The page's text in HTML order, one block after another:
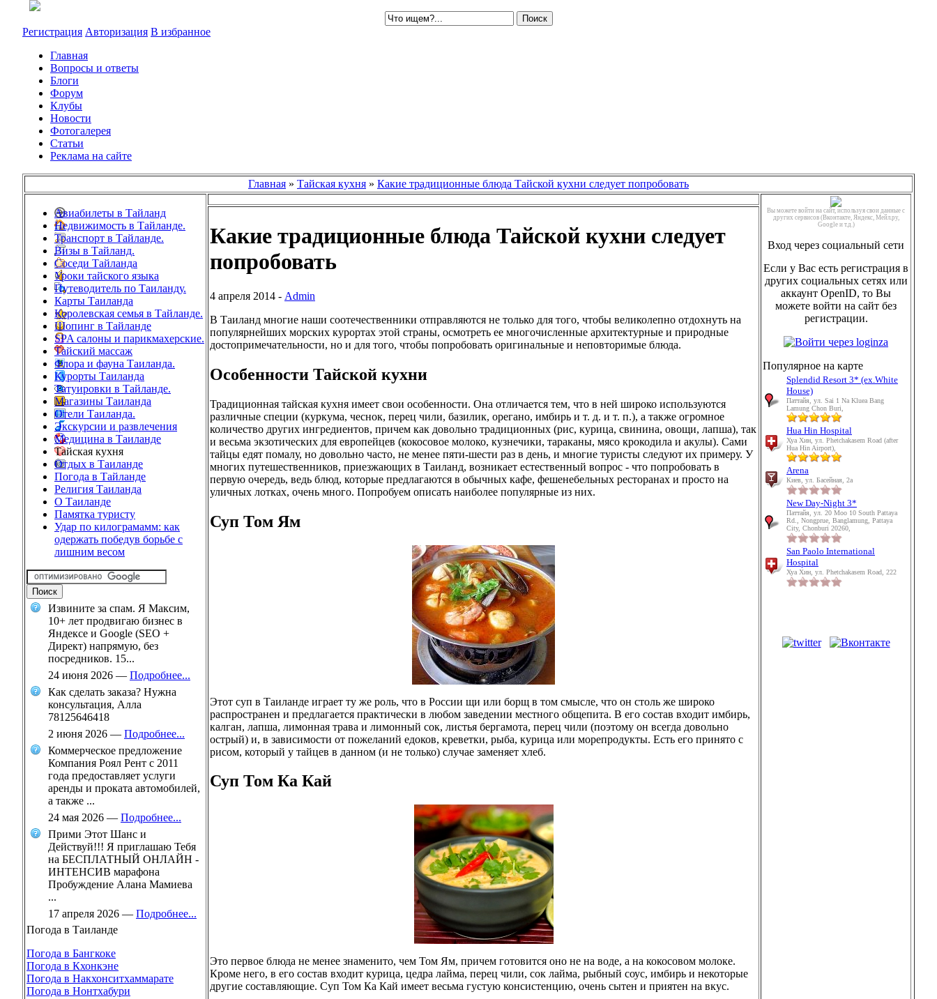
Регистрация Авторизация В избранное
Главная
Вопросы и ответы
Блоги
Форум
Клубы
Новости
Фотогалерея
Статьи
Реклама на сайте
Главная » Тайская кухня » Какие традиционные блюда Тайской кухни следует попробовать
Авиабилеты в Тайланд
Недвижимость в Тайланде.
Транспорт в Тайланде.
Визы в Тайланд.
Соседи Тайланда
Уроки тайского языка
Путеводитель по Таиланду.
Карты Таиланда
Королевская семья в Тайланде.
Шопинг в Тайланде
SPA салоны и парикмахерские.
Тайский массаж
Флора и фауна Таиланда.
Курорты Таиланда
Татуировки в Тайланде.
Магазины Таиланда
Отели Таиланда.
Экскурсии и развлечения
Медицина в Таиланде
Тайская кухня
Отдых в Таиланде
Погода в Тайланде
Религия Таиланда
О Таиланде
Памятка туристу
Удар по килограмамм: как
одержать победув борьбе с
лишним весом
Извините за спам. Я Максим,
10+ лет продвигаю бизнес в
Яндексе и Google (SEO +
Директ) напрямую, без
посредников. 15...
24 июня 2026 — Подробнее...
Как сделать заказа? Нужна
консультация, Алла
78125646418
2 июня 2026 — Подробнее...
Коммерческое предложение
Компания Роял Рент с 2011
года предоставляет услуги
аренды и проката автомобилей,
а также ...
24 мая 2026 — Подробнее...
Прими Этот Шанс и
Действуй!!! Я приглашаю Тебя
на БЕСПЛАТНЫЙ ОНЛАЙН -
ИНТЕНСИВ марафона
Пробуждение Алана Мамиева
...
17 апреля 2026 — Подробнее...
Погода в Таиланде
Погода в Бангкоке
Погода в Кхонкэне
Погода в Накхонситхаммарате
Погода в Нонтхабури
Вы можете войти на сайт, используя свои данные с
других сервисов (Вконтакте, Яндекс, Мейл.ру,
Google и т.д.)
Вход через социальный сети
Если у Вас есть регистрация в
других социальных сетях или
аккаунт OpenID, то Вы
можете войти на сайт без
регистрации.
Популярное на карте
Splendid Resort 3* (ex.White
House)
Паттайя, ул. Sai 1 Na Kluea Bang
Lamung Chon Buri,
Hua Hin Hospital
Хуа Хин, ул. Phetchakasem Road (after
Hua Hin Airport),
Arena
Киев, ул. Басейная, 2а
New Day-Night 3*
Паттайя, ул. 20 Moo 10 South Pattaya
Rd., Nongprue, Banglamung, Pattaya
City, Chonburi 20260,
San Paolo International
Hospital
Хуа Хин, ул. Phetchakasem Road, 222
Какие традиционные блюда Тайской кухни следует
попробовать
4 апреля 2014 - Admin
В Таиланд многие наши соотечественники отправляются не только для того, чтобы великолепно отдохнуть на
популярнейших морских курортах этой страны, осмотреть ее многочисленные архитектурные и природные
достопримечательности, но и для того, чтобы попробовать оригинальные и неповторимые блюда.
Особенности Тайской кухни
Традиционная тайская кухня имеет свои особенности. Она отличается тем, что в ней широко используются
различные специи (куркума, чеснок, перец чили, базилик, орегано, имбирь и т. д. и т. п.), а также огромное
количество других ингредиентов, причем как довольно традиционных (рис, курица, свинина, овощи, лапша), так
и весьма экзотических для европейцев (кокосовое молоко, кузнечики, тараканы, мясо крокодила и акулы). Сами
тайцы едят помалу, но довольно часто, не менее пяти-шести раз в день, и многие туристы следуют их примеру. У
многих путешественников, приезжающих в Таиланд, возникает естественный вопрос - что попробовать в
первую очередь, ведь блюд, которые предлагаются в обычных кафе, фешенебельных ресторанах и просто на
уличных лотках, очень много. Попробуем описать наиболее популярные из них.
Суп Том Ям
Этот суп в Таиланде играет ту же роль, что в России щи или борщ в том смысле, что он столь же широко
распространен и предлагается практически в любом заведении местного общепита. В его состав входит имбирь,
калган, лапша, лимонная трава и лимонный сок, листья бергамота, перец чили (поэтому он всегда довольно
острый) и, в зависимости от пожеланий едоков, креветки, рыба, курица или морепродукты. Есть его принято с
рисом, который у тайцев в данном (и не только) случае заменяет хлеб.
Суп Том Ка Кай
Это первое блюда не менее знаменито, чем Том Ям, причем готовится оно не на воде, а на кокосовом молоке.
Кроме него, в его состав входит курица, цедра лайма, перец чили, сок лайма, рыбный соус, имбирь и некоторые
другие составляющие. Суп Том Ка Кай имеет весьма густую консистенцию, очень сытен и приятен на вкус.